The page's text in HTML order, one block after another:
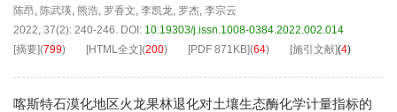
陈昂, 陈武瑛, 熊浩, 罗香文, 李凯龙, 罗杰, 李宗云
2022, 37(2): 240-246. DOI: 10.19303/j.issn.1008-0384.2022.002.014
[摘要](799) [HTML全文](200) [PDF 871KB](64) [施引文献](4)
喀斯特石漠化地区火龙果林退化对土壤生态酶化学计量指标的